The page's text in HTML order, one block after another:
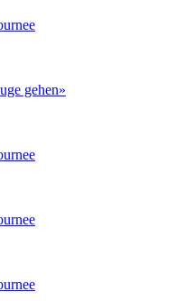
gehen»